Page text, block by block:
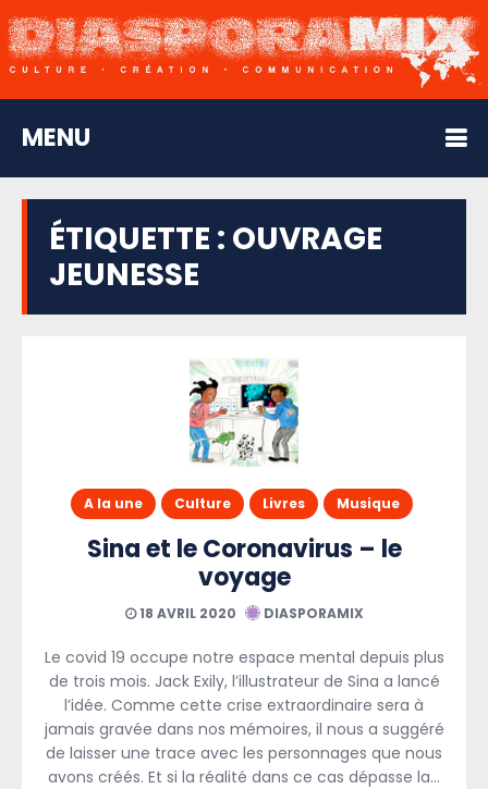
MENU
ÉTIQUETTE : OUVRAGE
JEUNESSE
A la une Culture Livres Musique
Sina et le Coronavirus – le
voyage
18 AVRIL 2020 DIASPORAMIX
Le covid 19 occupe notre espace mental depuis plus
de trois mois. Jack Exily, l’illustrateur de Sina a lancé
l’idée. Comme cette crise extraordinaire sera à
jamais gravée dans nos mémoires, il nous a suggéré
de laisser une trace avec les personnages que nous
avons créés. Et si la réalité dans ce cas dépasse la…